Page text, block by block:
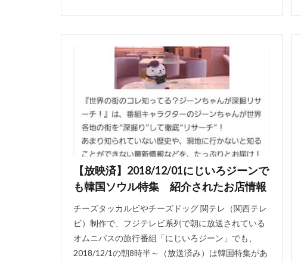
【放映済】2018/12/01にじいろジーンで
も韓国ソウル特集 紹介されたお店情報
チーズタッカルビやチーズドッグ 関テレ（関西テレ
ビ）制作で、フジテレビ系列で朝に放送されている
オムニバスの旅行番組「にじいろジーン」でも、
2018/12/1の朝8時半～（放送済み）は韓国特集があ